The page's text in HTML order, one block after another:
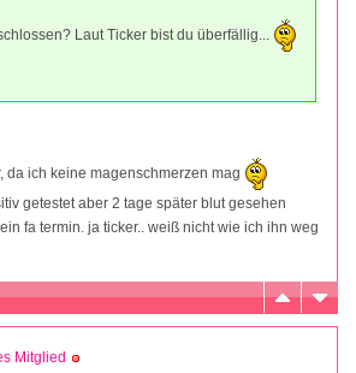
Laut Ticker bist du überfällig...
da ich keine magenschmerzen mag
getestet aber 2 tage später blut gesehen
fa termin. ja ticker.. weiß nicht wie ich ihn weg
Mitglied